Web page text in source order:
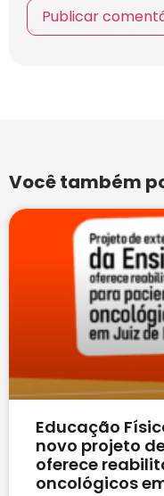
Você também
Educação
novo projeto
oferece
oncológicos